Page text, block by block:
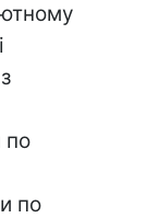
по
по